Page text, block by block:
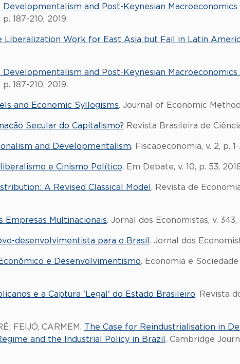
Developmentalism and Post-Keynesian
187-210, 2019.
Liberalization Work for East Asia but Fail in Latin
Developmentalism and Post-Keynesian
187-210, 2019.
and Economic Syllogisms. Journal of Economic
Secular do Capitalismo? Revista Brasileira de
and Developmentalism. Fiscaoeconomia, v. 2, p. 1-
e Cinismo Político. Em Debate, v. 10, p. 53,
A Revised Classical Model . Revista de
Empresas Multinacionais. Jornal dos Economistas, v. 343,
desenvolvimentista para o Brasil . Jornal dos
e Desenvolvimentismo. Economia e
e a Captura 'Legal' do Estado Brasileiro. Revista
FEIJÓ, CARMEM. The Case for Reindustrialisation in
and the Industrial Policy in Brazil . Cambridge